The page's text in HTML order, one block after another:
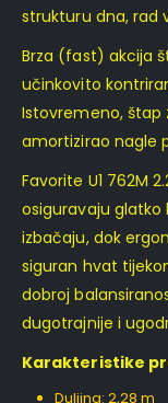
strukturu dna, rad
Brza (fast) akcija
učinkovito
Istovremeno, štap
amortizirao nagle
Favorite U1 762M
osiguravaju glatko
izbačaju, dok
siguran hvat
dobroj
dugotrajnije i
Karakteristike
Duljina: 2,28 m